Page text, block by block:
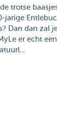
trotse
jarige
Dan dan zal
er echt